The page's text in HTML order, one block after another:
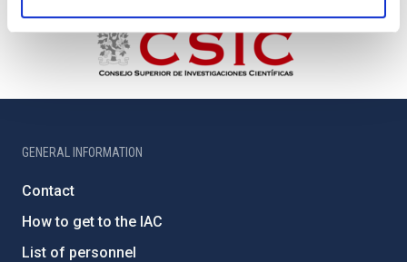
GENERAL INFORMATION
Contact
How to get to the IAC
List of personnel